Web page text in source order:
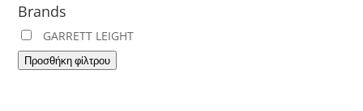
Brands
GARRETT LEIGHT
Προσθήκη φίλτρου